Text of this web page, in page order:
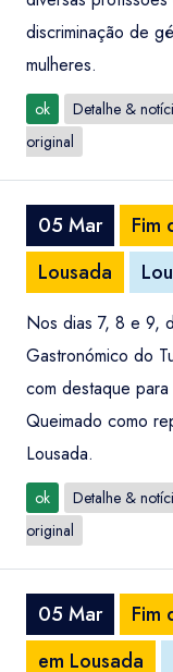
discriminação de
mulheres.
ok
Detalhe &
original
05 Mar
Fim
Lousada
Nos dias 7, 8 e 9,
Gastronómico do
com destaque
Queimado como
Lousada.
ok
Detalhe &
original
05 Mar
Fim
em Lousada